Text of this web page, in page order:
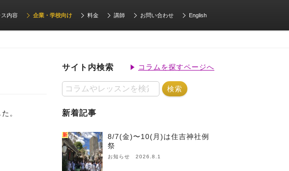
ス内容 企業・学校向け 料金 講師 お問い合わせ English
。
サイト内検索 コラムを探すページへ
新着記事
新
8/7(金)〜10(月)は住吉神社例
祭
お知らせ 2026.8.1